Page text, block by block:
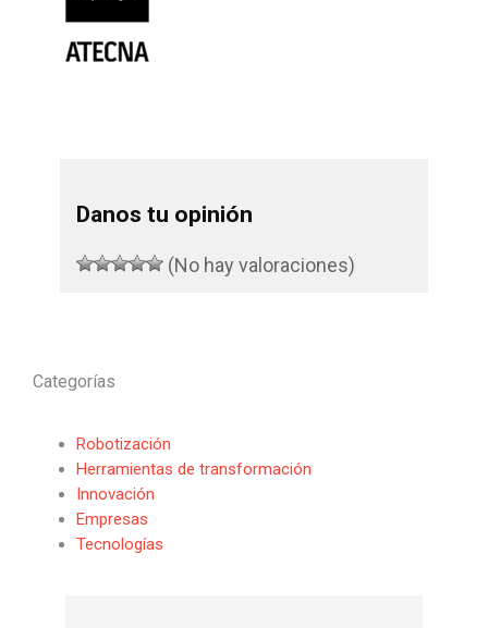
Danos tu opinión
(No hay valoraciones)
Categorías
Robotización
Herramientas de transformación
Innovación
Empresas
Tecnologías